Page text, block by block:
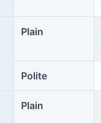
Plain
Polite
Plain